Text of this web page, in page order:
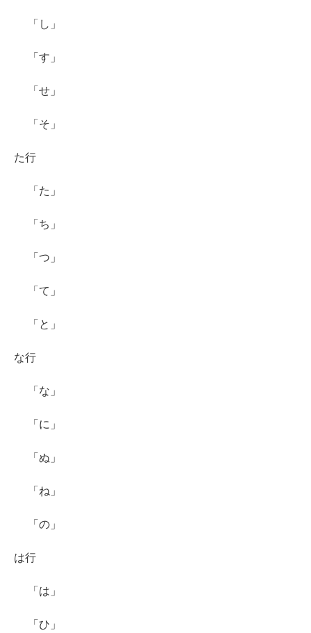
「し」
「す」
「せ」
「そ」
た行
「た」
「ち」
「つ」
「て」
「と」
な行
「な」
「に」
「ぬ」
「ね」
「の」
は行
「は」
「ひ」